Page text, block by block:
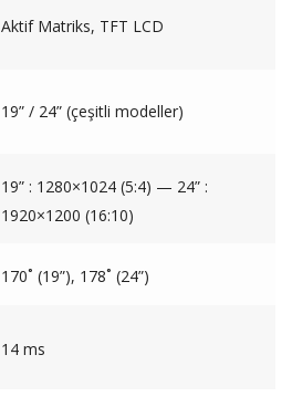
Aktif Matriks, TFT LCD
19” / 24” (çeşitli modeller)
19” : 1280×1024 (5:4) — 24” :
1920×1200 (16:10)
170˚ (19”), 178˚ (24”)
14 ms